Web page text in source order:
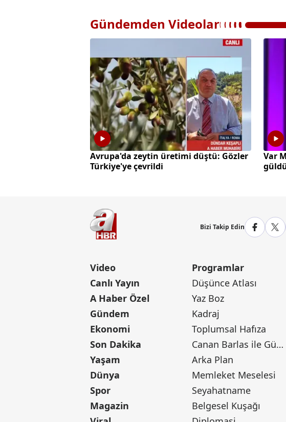
Gündemden Videolar
Avrupa'da zeytin üretimi düştü: Gözler
Türkiye'ye çevrildi
Var
Bizi Takip Edin
Video
Canlı Yayın
A Haber Özel
Gündem
Ekonomi
Son Dakika
Yaşam
Dünya
Spor
Magazin
Programlar
Düşünce Atlası
Yaz Boz
Kadraj
Toplumsal Hafıza
Canan Barlas ile Gündem
Arka Plan
Memleket Meselesi
Seyahatname
Belgesel Kuşağı